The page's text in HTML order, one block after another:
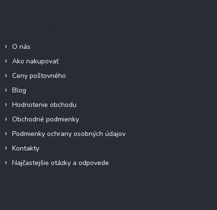
O nás
Ako nakupovať
Ceny poštovného
Blog
Hodnotenie obchodu
Obchodné podmienky
Podmienky ochrany osobných údajov
Kontakty
Najčastejšie otázky a odpovede